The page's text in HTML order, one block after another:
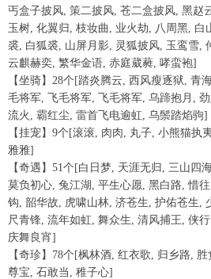
丐盒子披风, 策二披风, 苍二盒披风, 黑赵
玉树, 化翼归, 枝妆曲, 业火劫, 八周黑,
裘, 白狐裘, 山屏月影, 灵狐披风, 玉鸾雪,
云麒赫奕, 繁华金语, 赤庭葳蕤, 哮蛮袍]
【坐骑】28个[踏炎腾云, 西风瘦逐狱, 青
毛将军, 飞毛将军, 飞毛将军, 乌蹄抱月,
流火, 霸红尘, 雷首飞电逾虹, 乌鬃踏焰驹]
【挂宠】9个[滚滚, 肉肉, 丸子, 小熊猫执
雅雅]
【奇遇】51个[白日梦, 天涯无归, 三山四
莫负初心, 兔江湖, 平生心愿, 黑白路, 惜
钩, 韶华故, 虎啸山林, 济苍生, 护佑苍生,
尺青锋, 流年如虹, 舞众生, 清风捕王, 侠
庆舞良宵]
【奇珍】78个[枫林酒, 红衣歌, 归乡路,
尊宝, 石敢当, 稚子心]